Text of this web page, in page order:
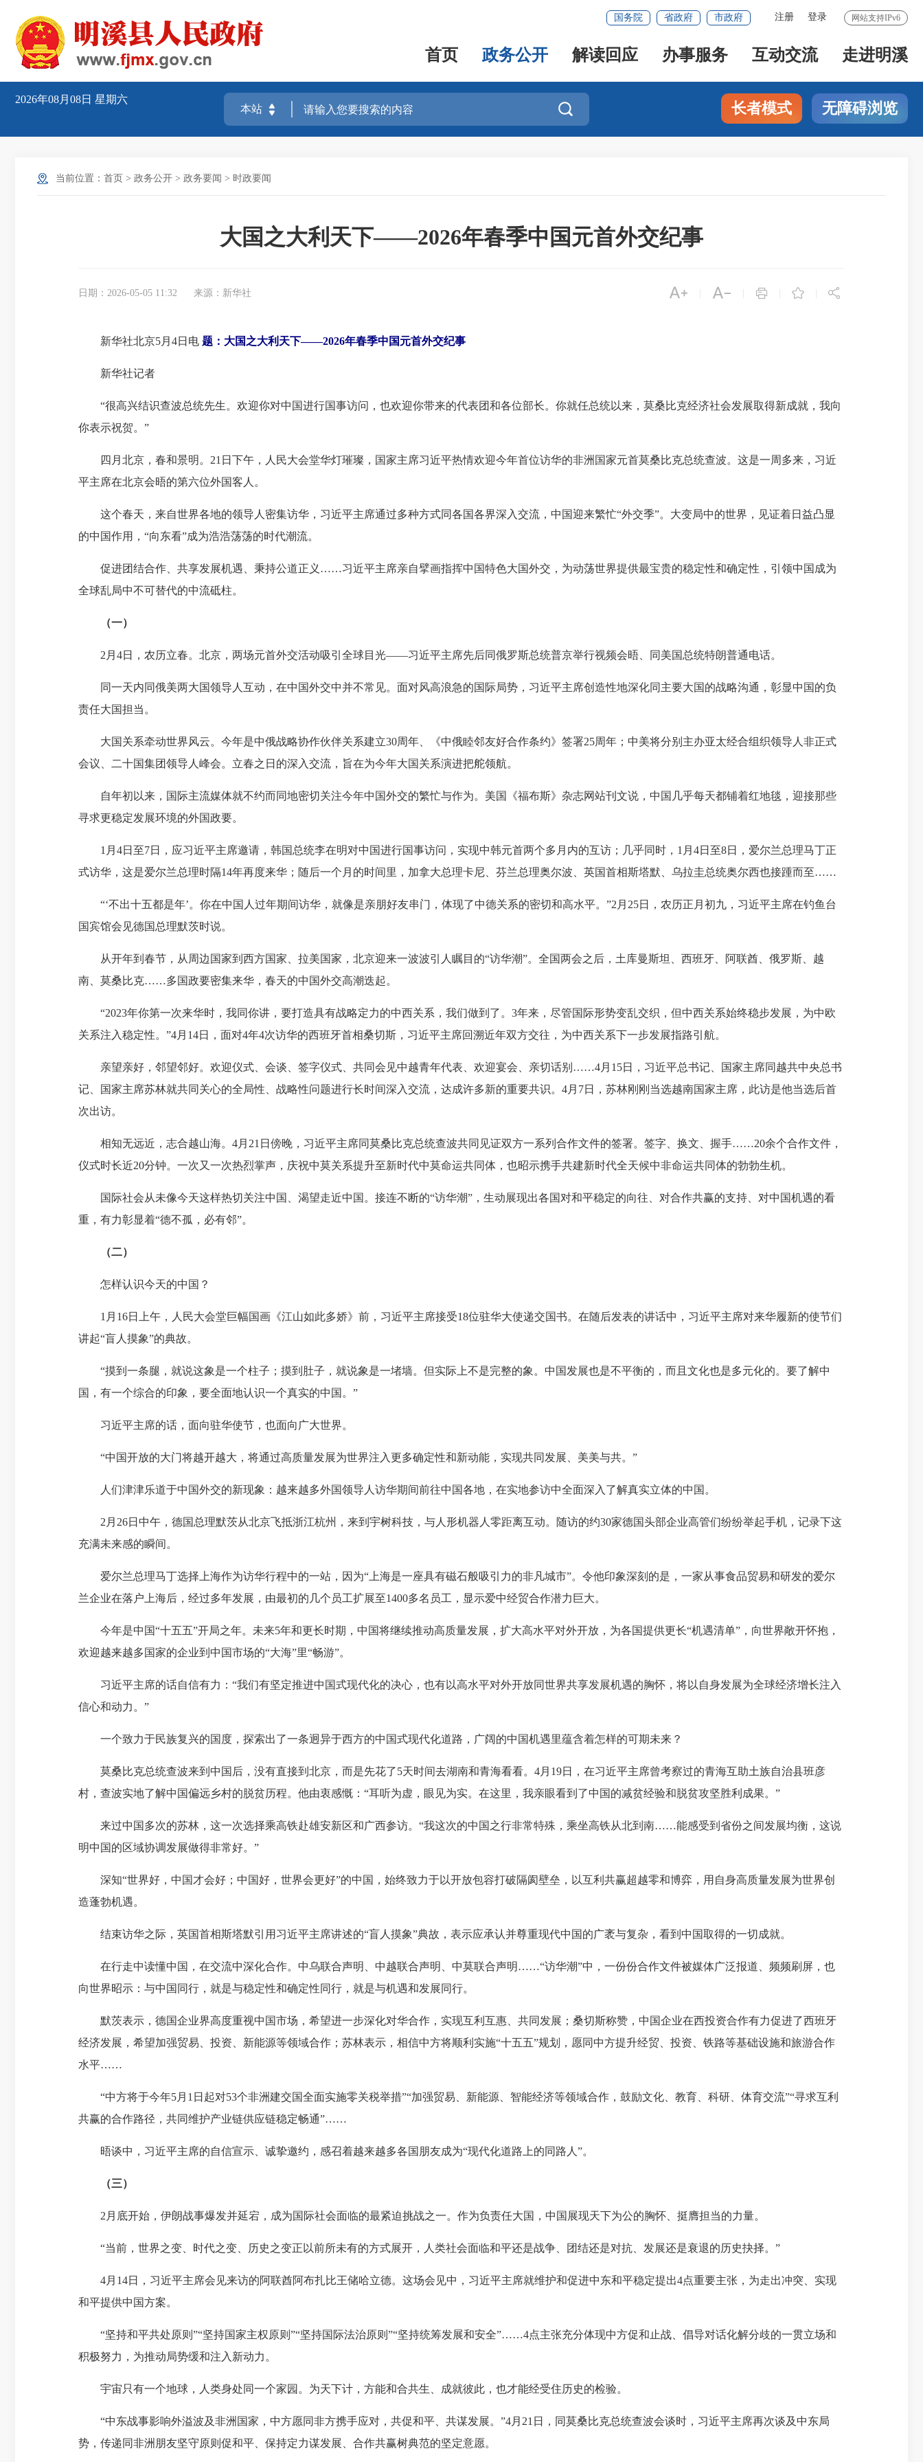
网站支持IPv6
注册 登录
国务院 省政府 市政府
首页 政务公开 解读回应 办事服务 互动交流 走进明溪
2026年08月08日 星期六
 长者模式 无障碍浏览
当前位置： 首页 > 政务公开 > 政务要闻 > 时政要闻
大国之大利天下——2026年春季中国元首外交纪事
日期：2026-05-05 11:32 来源：新华社     
新华社北京5月4日电 题：大国之大利天下——2026年春季中国元首外交纪事
新华社记者
“很高兴结识查波总统先生。欢迎你对中国进行国事访问，也欢迎你带来的代表团和各位部长。你就任总统以来，莫桑比克经济社会发展取得新成就，我向
你表示祝贺。”
四月北京，春和景明。21日下午，人民大会堂华灯璀璨，国家主席习近平热情欢迎今年首位访华的非洲国家元首莫桑比克总统查波。这是一周多来，习近
平主席在北京会晤的第六位外国客人。
这个春天，来自世界各地的领导人密集访华，习近平主席通过多种方式同各国各界深入交流，中国迎来繁忙“外交季”。大变局中的世界，见证着日益凸显
的中国作用 ，“向东看”成为浩浩荡荡的时代潮流。
促进团结合作、共享发展机遇、秉持公道正义 ……习近平主席亲自擘画指挥中国特色大国外交，为动荡世界提供最宝贵的稳定性和确定性，引领中国成为
全球乱局中不可替代的中流砥柱。
（一）
2月4日，农历立春。北京，两场元首外交活动吸引全球目光——习近平主席先后同俄罗斯总统普京举行视频会晤、同美国总统特朗普通电话。
同一天内同俄美两大国领导人互动，在中国外交中并不常见。面对风高浪急的国际局势，习近平主席创造性地深化同主要大国的战略沟通，彰显中国的负
责任大国担当。
大国关系牵动世界风云。今年是中俄战略协作伙伴关系建立30周年、《中俄睦邻友好合作条约》签署25周年；中美将分别主办亚太经合组织领导人非正式
会议、二十国集团领导人峰会。立春之日的深入交流，旨在为今年大国关系演进把舵领航。
自年初以来，国际主流媒体就不约而同地密切关注今年中国外交的繁忙与作为。美国《福布斯》杂志网站刊文说，中国几乎每天都铺着红地毯，迎接那些
寻求更稳定发展环境的外国政要。
1月4日至7日，应习近平主席邀请，韩国总统李在明对中国进行国事访问，实现中韩元首两个多月内的互访；几乎同时，1月4日至8日，爱尔兰总理马丁正
式访华，这是爱尔兰总理时隔14年再度来华；随后一个月的时间里，加拿大总理卡尼、芬兰总理奥尔波、英国首相斯塔默、乌拉圭总统奥尔西也接踵而至……
“‘不出十五都是年’。你在中国人过年期间访华，就像是亲朋好友串门，体现了中德关系的密切和高水平。”2月25日，农历正月初九，习近平主席在钓鱼台
国宾馆会见德国总理默茨时说。
从开年到春节，从周边国家到西方国家、拉美国家，北京迎来一波波引人瞩目的“访华潮”。全国两会之后，土库曼斯坦、西班牙、阿联酋、俄罗斯、越
南、莫桑比克……多国政要密集来华，春天的中国外交高潮迭起。
“2023年你第一次来华时，我同你讲，要打造具有战略定力的中西关系，我们做到了。3年来，尽管国际形势变乱交织，但中西关系始终稳步发展，为中欧
关系注入稳定性。”4月14日，面对4年4次访华的西班牙首相桑切斯，习近平主席回溯近年双方交往，为中西关系下一步发展指路引航。
亲望亲好，邻望邻好。欢迎仪式、会谈、签字仪式、共同会见中越青年代表、欢迎宴会、亲切话别……4月15日，习近平总书记、国家主席同越共中央总书
记、国家主席苏林就共同关心的全局性、战略性问题进行长时间深入交流，达成许多新的重要共识。4月7日，苏林刚刚当选越南国家主席，此访是他当选后首
次出访。
相知无远近，志合越山海。4月21日傍晚，习近平主席同莫桑比克总统查波共同见证双方一系列合作文件的签署。签字、换文、握手……20余个合作文件，
仪式时长近20分钟。一次又一次热烈掌声，庆祝中莫关系提升至新时代中莫命运共同体，也昭示携手共建新时代全天候中非命运共同体的勃勃生机。
国际社会从未像今天这样热切关注中国、 渴望走近中国 。接连不断的“访华潮”，生动展现出各国对和平稳定的向往、对合作共赢的支持、对中国机遇的看
重，有力彰显着“德不孤，必有邻”。
（二）
怎样认识今天的中国？
1月16日上午，人民大会堂巨幅国画《江山如此多娇》前，习近平主席接受18位驻华大使递交国书。在随后发表的讲话中，习近平主席对来华履新的使节们
讲起“盲人摸象”的典故。
“摸到一条腿，就说这象是一个柱子；摸到肚子，就说象是一堵墙。但实际上不是完整的象 。中国发展也是不平衡的，而且文化也是多元化的。要了解中
国，有一个综合的印象，要全面地认识一个真实的中国。”
习近平主席的话，面向驻华使节，也面向广大世界。
“中国开放的大门将越开越大，将通过高质量发展为世界注入更多确定性和新动能，实现共同发展、美美与共。”
人们津津乐道于中国外交的新现象：越来越多外国领导人访华期间前往中国各地，在实地参访中全面深入了解真实立体的中国。
2月26日中午，德国总理默茨从北京飞抵浙江杭州，来到宇树科技，与人形机器人零距离互动。随访的约30家德国头部企业高管们纷纷举起手机，记录下这
充满未来感的瞬间。
爱尔兰总理马丁选择上海作为访华行程中的一站，因为“上海是一座具有磁石般吸引力的非凡城市”。令他印象深刻的是，一家从事食品贸易和研发的爱尔
兰企业在落户上海后，经过多年发展，由最初的几个员工扩展至1400多名员工，显示爱中经贸合作潜力巨大。
今年是中国“十五五”开局之年。未来5年和更长时期，中国将继续推动高质量发展，扩大高水平对外开放，为各国提供更长“机遇清单”，向世界敞开怀抱，
欢迎越来越多国家的企业到中国市场的“大海”里“畅游”。
习近平主席的话自信有力：“我们有坚定推进中国式现代化的决心，也有以高水平对外开放同世界共享发展机遇的胸怀，将以自身发展为全球经济增长注入
信心和动力。”
一个致力于民族复兴的国度，探索出了一条迥异于西方的中国式现代化道路，广阔的中国机遇里蕴含着怎样的可期未来？
莫桑比克总统查波来到中国后，没有直接到北京，而是先花了5天时间去湖南和青海看看。4月19日，在习近平主席曾考察过的青海互助土族自治县班彦
村，查波实地了解中国偏远乡村的脱贫历程。他由衷感慨：“耳听为虚，眼见为实。在这里，我亲眼看到了中国的减贫经验和脱贫攻坚胜利成果。”
来过中国多次的苏林，这一次选择乘高铁赴雄安新区和广西参访。“我这次的中国之行非常特殊，乘坐高铁从北到南……能感受到省份之间发展均衡，这说
明中国的区域协调发展做得非常好。”
深知“世界好，中国才会好；中国好，世界会更好”的中国，始终致力于以开放包容打破隔阂壁垒，以互利共赢超越零和博弈，用自身高质量发展为世界创
造蓬勃机遇。
结束访华之际，英国首相斯塔默引用习近平主席讲述的“盲人摸象”典故，表示应承认并尊重现代中国的广袤与复杂，看到中国取得的一切成就。
在行走中读懂中国，在交流中深化合作。中乌联合声明、中越联合声明、 中莫联合声明……“访华潮”中，一份份合作文件被媒体广泛报道、频频刷屏，也
向世界昭示：与中国同行，就是与稳定性和确定性同行，就是与机遇和发展同行。
默茨表示，德国企业界高度重视中国市场，希望进一步深化对华合作，实现互利互惠、共同发展；桑切斯称赞，中国企业在西投资合作有力促进了西班牙
经济发展，希望加强贸易、投资、新能源等领域合作；苏林表示，相信中方将顺利实施“十五五”规划，愿同中方提升经贸、投资、铁路等基础设施和旅游合作
水平……
“中方将于今年5月1日起对53个非洲建交国全面实施零关税举措”“加强贸易、新能源、智能经济等领域合作，鼓励文化、教育、科研、体育交流”“寻求互利
共赢的合作路径，共同维护产业链供应链稳定畅通”……
晤谈中，习近平主席的自信宣示、诚挚邀约，感召着越来越多各国朋友成为“现代化道路上的同路人”。
（三）
2月底开始，伊朗战事爆发并延宕，成为国际社会面临的最紧迫挑战之一。作为负责任大国，中国展现天下为公的胸怀、挺膺担当的力量。
“当前，世界之变、时代之变、历史之变正以前所未有的方式展开，人类社会面临和平还是战争、团结还是对抗、发展还是衰退的历史抉择。”
4月14日，习近平主席会见来访的阿联酋阿布扎比王储哈立德。这场会见中，习近平主席就维护和促进中东和平稳定提出4点重要主张，为走出冲突、实现
和平提供中国方案。
“坚持和平共处原则 ”“坚持国家主权原则”“坚持国际法治原则”“坚持统筹发展和安全”……4点主张充分体现中方促和止战、倡导对话化解分歧的一贯立场和
积极努力，为推动局势缓和注入新动力。
宇宙只有一个地球，人类身处同一个家园。 为天下计，方能和合共生、成就彼此，也才能经受住历史的检验。
“中东战事影响外溢波及非洲国家，中方愿同非方携手应对，共促和平、共谋发展。”4月21日，同莫桑比克总统查波会谈时，习近平主席再次谈及中东局
势，传递同非洲朋友坚守原则促和平、保持定力谋发展、合作共赢树典范的坚定意愿。